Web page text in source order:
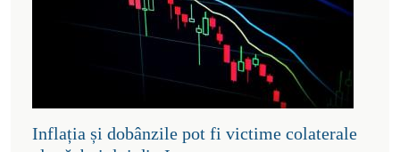
Inflația și dobânzile pot fi victime colaterale